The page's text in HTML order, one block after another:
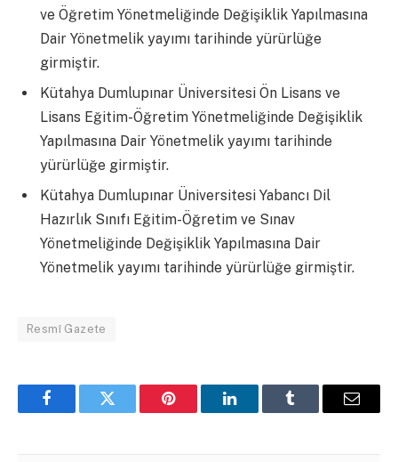
ve Öğretim Yönetmeliğinde Değişiklik Yapılmasına
Dair Yönetmelik yayımı tarihinde yürürlüğe
girmiştir.
Kütahya Dumlupınar Üniversitesi Ön Lisans ve
Lisans Eğitim-Öğretim Yönetmeliğinde Değişiklik
Yapılmasına Dair Yönetmelik yayımı tarihinde
yürürlüğe girmiştir.
Kütahya Dumlupınar Üniversitesi Yabancı Dil
Hazırlık Sınıfı Eğitim-Öğretim ve Sınav
Yönetmeliğinde Değişiklik Yapılmasına Dair
Yönetmelik yayımı tarihinde yürürlüğe girmiştir.
Resmî Gazete
FacebookTwitter Pinterest LinkedInTumblr Email